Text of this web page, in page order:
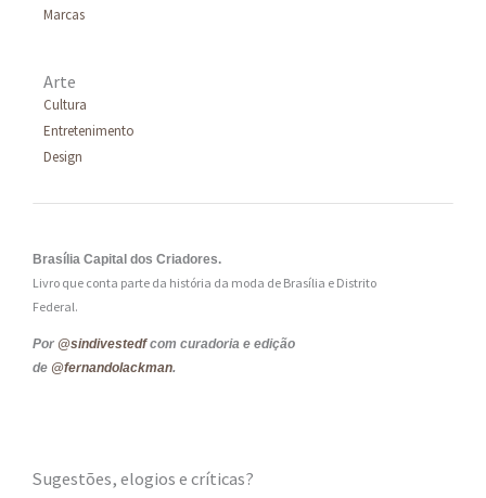
Marcas
Arte
Cultura
Entretenimento
Design
Brasília Capital dos Criadores.
Livro que conta parte da história da moda de Brasília e Distrito
Federal.
Por @sindivestedfcom curadoria e edição
de @fernandolackman.
Sugestões, elogios e críticas?